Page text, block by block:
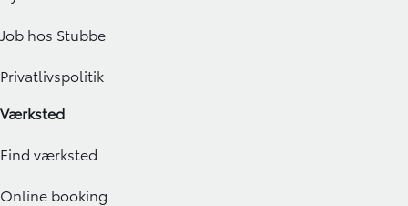
Job hos Stubbe
Privatlivspolitik
Værksted
Find værksted
Online booking